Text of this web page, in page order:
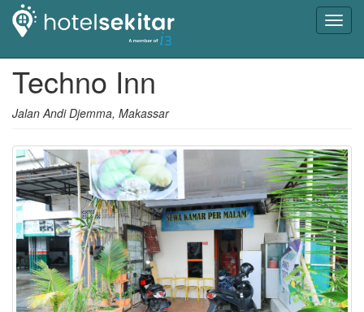
Techno Inn
Jalan Andi Djemma, Makassar